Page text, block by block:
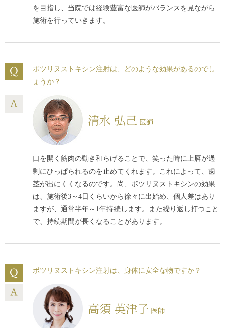
を目指し、当院では経験豊富な医師がバランスを見ながら
施術を行っていきます。
ボツリヌストキシン注射は、どのような効果があるのでし
ょうか？
清水 弘己 医師
口を開く筋肉の動き和らげることで、笑った時に上唇が過
剰にひっぱられるのを止めてくれます。これによって、歯
茎が出にくくなるのです。尚、ボツリヌストキシンの効果
は、施術後3～4日くらいから徐々に出始め、個人差はあり
ますが、通常半年～1年持続します。また繰り返し打つこと
で、持続期間が長くなることがあります。
ボツリヌストキシン注射は、身体に安全な物ですか？
高須 英津子 医師